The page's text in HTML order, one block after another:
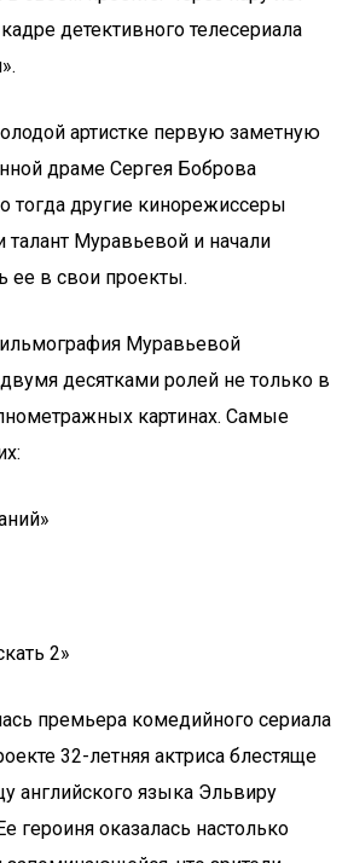
детективного телесериала
артистке первую заметную
драме Сергея Боброва
тогда другие кинорежиссеры
талант Муравьевой и начали
ее в свои проекты.
Муравьевой
десятками ролей не только в
картинах. Самые
2»
премьера комедийного сериала
32-летняя актриса блестяще
английского языка Эльвиру
героиня оказалась настолько